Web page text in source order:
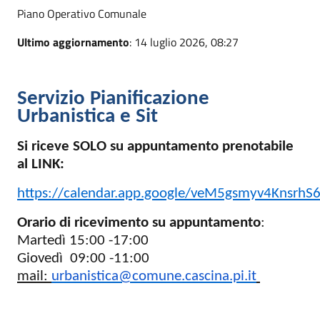
Piano Operativo Comunale
Ultimo aggiornamento: 14 luglio 2026, 08:27
Servizio Pianificazione
Urbanistica e Sit
Si riceve SOLO su appuntamento prenotabile
al LINK:
https://calendar.app.google/veM5gsmyv4KnsrhS6
Orario di ricevimento su appuntamento:
Martedì 15:00 -17:00
Giovedì 09:00 -11:00
mail: urbanistica@comune.cascina.pi.it